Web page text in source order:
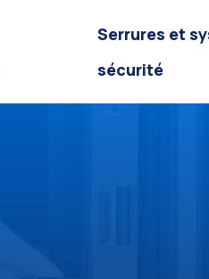
Serrures et
sécurité